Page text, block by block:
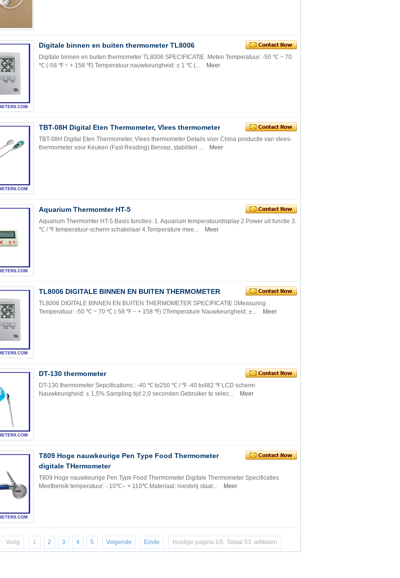
Digitale binnen en buiten thermometer TL8006
Digitale binnen en buiten thermometer TL8006 SPECIFICATIE Meten Temperatuur: -50 ℃ ~ 70
℃ (-58 ℉ ~ + 158 ℉) Temperatuur nauwkeurigheid: ± 1 ℃ (...
Meer
TBT-08H Digital Eten Thermometer, Vlees thermometer
TBT-08H Digital Eten Thermometer, Vlees thermometer Details voor China productie van vlees-
thermometer voor Keuken (Fast Reading) Beroep, stabiliteit ...
Meer
Aquarium Thermomter HT-5
Aquarium Thermomter HT-5 Basis functies: 1. Aquarium temperatuurdisplay 2.Power uit functie 3.
℃ / ℉ temperatuur-scherm schakelaar 4.Temperature mee...
Meer
TL8006 DIGITALE BINNEN EN BUITEN THERMOMETER
TL8006 DIGITALE BINNEN EN BUITEN THERMOMETER SPECIFICATIE Measuring
Temperatuur: -50 ℃ ~ 70 ℃ (-58 ℉ ~ + 158 ℉) Temperature Nauwkeurigheid: ±...
Meer
DT-130 thermometer
DT-130 thermometer Sepcifications:: -40 ℃ to250 ℃ / ℉ -40 to482 ℉ LCD scherm
Nauwkeurigheid: ± 1,5% Sampling tijd 2,0 seconden Gebruiker te selec...
Meer
T809 Hoge nauwkeurige Pen Type Food Thermometer
digitale THermometer
T809 Hoge nauwkeurige Pen Type Food Thermometer Digitale Thermometer Specificaties
Meetbereik temperatuur: - 10℃-- + 110℃ Materiaal: roestvrij staal...
Meer
Vorig 1 2 3 4 5 Volgende Einde Huidige pagina:1/5 Totaal 53 artikelen